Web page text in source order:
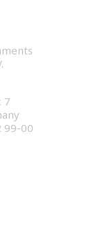
7
99-00